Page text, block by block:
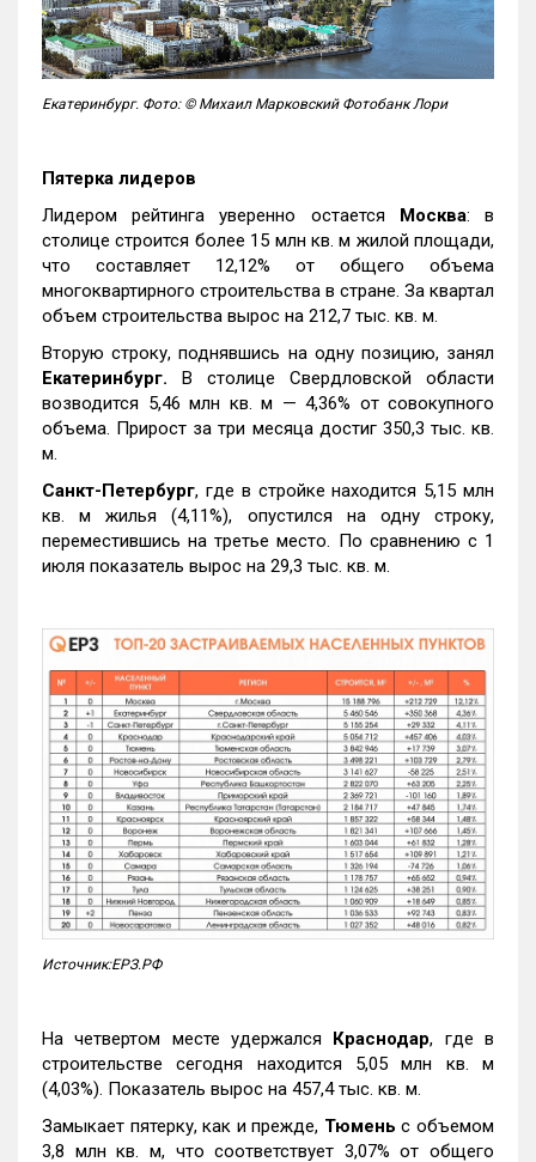
Екатеринбург. Фото: © Михаил Марковский Фотобанк Лори
Пятерка лидеров
Лидером рейтинга уверенно остается Москва: в
столице строится более 15 млн кв. м жилой площади,
что составляет 12,12% от общего объема
многоквартирного строительства в стране. За квартал
объем строительства вырос на 212,7 тыс. кв. м.
Вторую строку, поднявшись на одну позицию, занял
Екатеринбург. В столице Свердловской области
возводится 5,46 млн кв. м — 4,36% от совокупного
объема. Прирост за три месяца достиг 350,3 тыс. кв.
м.
Санкт-Петербург, где в стройке находится 5,15 млн
кв. м жилья (4,11%), опустился на одну строку,
переместившись на третье место. По сравнению с 1
июля показатель вырос на 29,3 тыс. кв. м.
Источник:ЕРЗ.РФ
На четвертом месте удержался Краснодар, где в
строительстве сегодня находится 5,05 млн кв. м
(4,03%). Показатель вырос на 457,4 тыс. кв. м.
Замыкает пятерку, как и прежде, Тюмень с объемом
3,8 млн кв. м, что соответствует 3,07% от общего